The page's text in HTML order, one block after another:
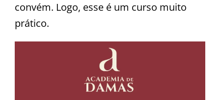
convém. Logo, esse é um curso muito
prático.